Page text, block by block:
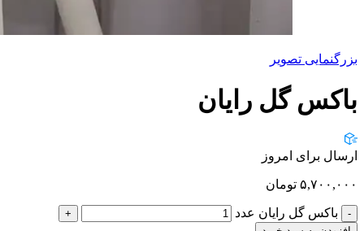
بزرگنمایی تصویر
باکس گل رایان
ارسال برای امروز
۵,۷۰۰,۰۰۰ تومان
باکس گل رایان عدد